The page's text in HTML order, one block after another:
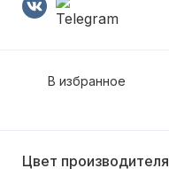
В избранное
Цвет производителя